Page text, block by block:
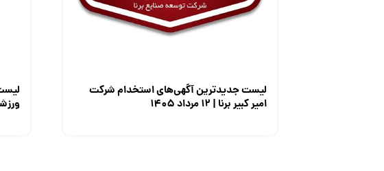
لیست جدیدترین آگهی‌های استخدام شرکت
امیر کبیر برنا | ۱۲ مرداد ۱۴۰۵
ورزشی